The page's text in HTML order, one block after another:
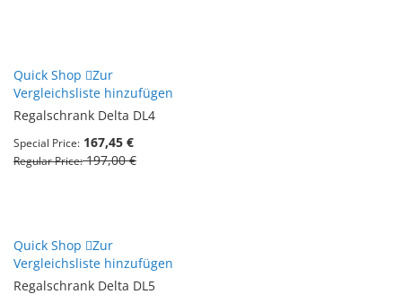
Quick Shop
Zur
Vergleichsliste hinzufügen
Regalschrank Delta DL4
Special Price 167,45 €
Regular Price 197,00 €
Quick Shop
Zur
Vergleichsliste hinzufügen
Regalschrank Delta DL5